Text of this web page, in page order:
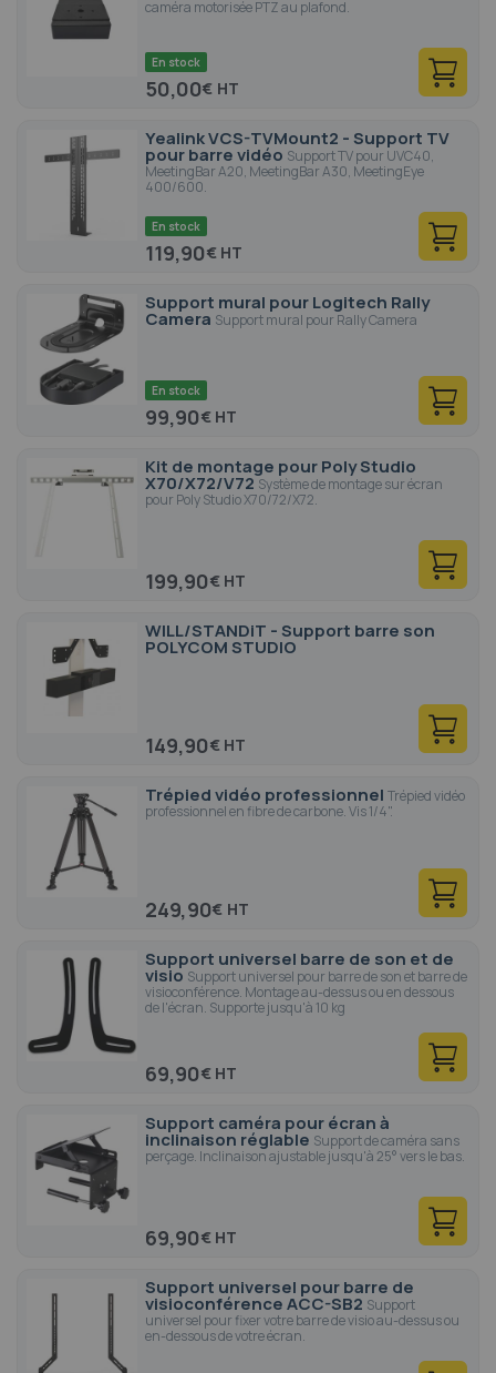
caméra motorisée PTZ au plafond.
En stock
50,00€
Yealink VCS-TVMount2 - Support TV
pour barre vidéo Support TV pour UVC40,
MeetingBar A20, MeetingBar A30, MeetingEye
400/600.
En stock
119,90€
Support mural pour Logitech Rally
Camera Support mural pour Rally Camera
En stock
99,90€
Kit de montage pour Poly Studio
X70/X72/V72Système de montage sur écran
pour Poly Studio X70/72/X72.
199,90€
WILL/STANDiT - Support barre son
POLYCOM STUDIO
149,90€
Trépied vidéo professionnel Trépied vidéo
professionnel en fibre de carbone. Vis 1/4".
249,90€
Support universel barre de son et de
visio Support universel pour barre de son et barre de
visioconférence. Montage au-dessus ou en dessous
de l'écran. Supporte jusqu'à 10 kg
69,90€
Support caméra pour écran à
inclinaison réglable Support de caméra sans
perçage. Inclinaison ajustable jusqu'à 25° vers le bas.
69,90€
Support universel pour barre de
visioconférence ACC-SB2 Support
universel pour fixer votre barre de visio au-dessus ou
en-dessous de votre écran.